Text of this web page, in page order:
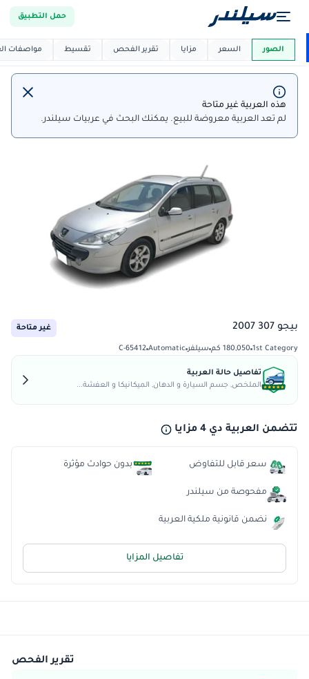
حمل التطبيق
العربية دي ماركت
هذه العربية غير متاحة
لم تعد العربية معروضة للبيع. يمكنك البحث في عربيات سيلندر.
بيجو 307 2007 غير متاحة
1st Category 180,050 كم سيلفر Automatic
C-65412
تفاصيل حالة العربية
الملخص, جسم السيارة و الدهان, الميكانيكا و العفشة...
تتضمن العربية دي 4 مزايا
سعر قابل للتفاوض
مفحوصة من سيلندر
نضمن قانونية ملكية العربية
بدون حوادث مؤثرة
تفاصيل المزايا
الصور السعر مزايا تقرير الفحص تقسيط مواصفات
تقرير الفحص